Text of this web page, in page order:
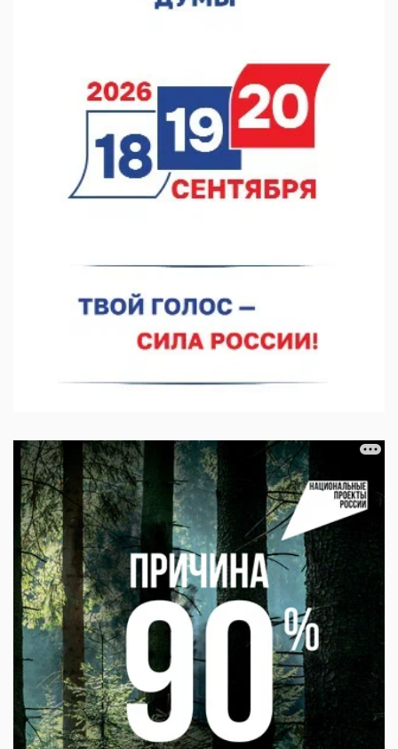
покраской телебашни
07.08.2026 11:20
В автобусах Арзамаса устанавливают терминалы оплаты
07.08.2026 11:03